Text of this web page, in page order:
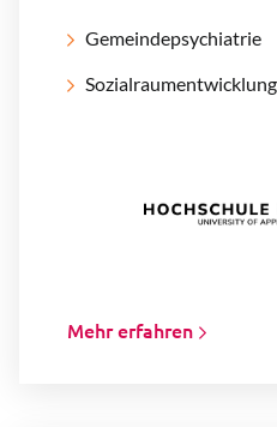
Gemeindepsychiatrie
Mehr erfahren